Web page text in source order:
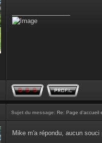
Sujet du message: Re: Page d'accueil
Mike m'a répondu, aucun